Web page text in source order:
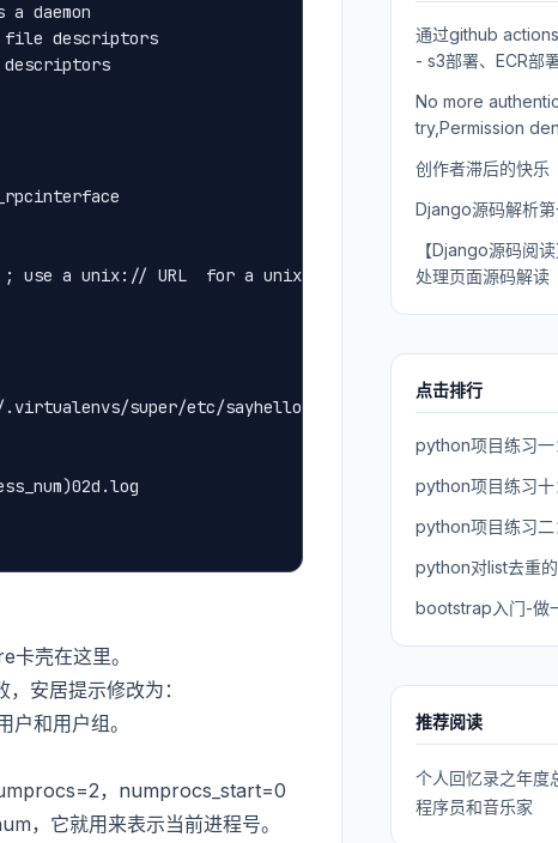
descriptors
a unix:// URL  for a unix socket
super/etc/sayhello/manage.py runserver
壳在这里。
安居提示修改为：
和用户组。
，numprocs_start=0
，它就用来表示当前进程号。
通过github
- s3部署、ECR部
No more
try,Permission
创作者滞后的快乐
Django源码解析
【Django源码阅
处理页面源码解读
点击排行
python项目练习一
python项目练习十
python项目练习二
python对list去重
bootstrap入门-做
推荐阅读
个人回忆录之年度
程序员和音乐家